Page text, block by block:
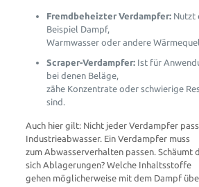
Fremdbeheizter Verdampfer:Nutzt
Beispiel Dampf,
Warmwasser oder andere
Scraper-Verdampfer:Ist für
bei denen Beläge,
zähe Konzentrate oder schwierige
sind.
Auch hier gilt: Nicht jeder Verdampfer
Industrieabwasser. Ein Verdampfer muss
zum Abwasserverhalten passen. Schäumt
sich Ablagerungen? Welche Inhaltsstoffe
gehen möglicherweise mit dem Dampf